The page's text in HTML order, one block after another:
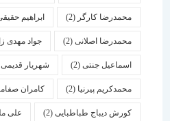
محمدرضا کارگر(2) ابراهیم حقیقی(2)
محمدرضا اصلانی(2) جواد مهدی زاده(2)
اسماعیل جنتی(2) شهریار قدیمی(2)
محمدکریم پیرنیا (2) کامران صفامنش(2)
کورش دیباج طباطبایی(2) علی ملکی(2)